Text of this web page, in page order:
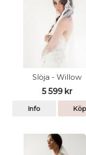
Slöja - Willow
5 599 kr
Info Köp